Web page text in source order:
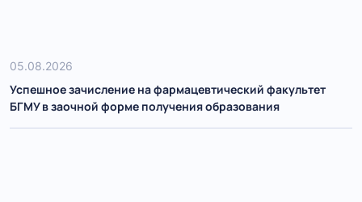
05.08.2026
Успешное зачисление на фармацевтический факультет
БГМУ в заочной форме получения образования